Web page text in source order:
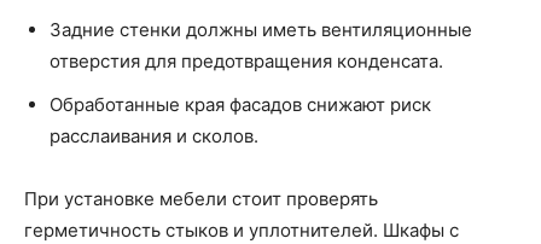
Задние стенки должны иметь вентиляционные
отверстия для предотвращения конденсата.
Обработанные края фасадов снижают риск
расслаивания и сколов.
При установке мебели стоит проверять
герметичность стыков и уплотнителей. Шкафы с